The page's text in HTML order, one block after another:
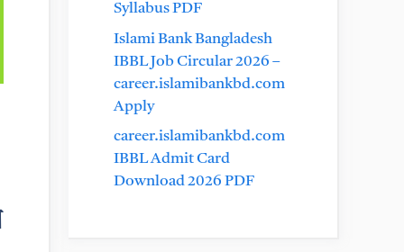
Syllabus PDF
Islami Bank Bangladesh
IBBL Job Circular 2026 –
career.islamibankbd.com
Apply
career.islamibankbd.com
IBBL Admit Card
Download 2026 PDF